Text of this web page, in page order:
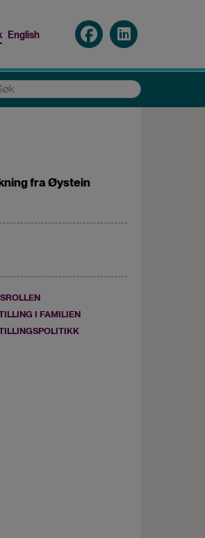
English
fra Øystein
I FAMILIEN